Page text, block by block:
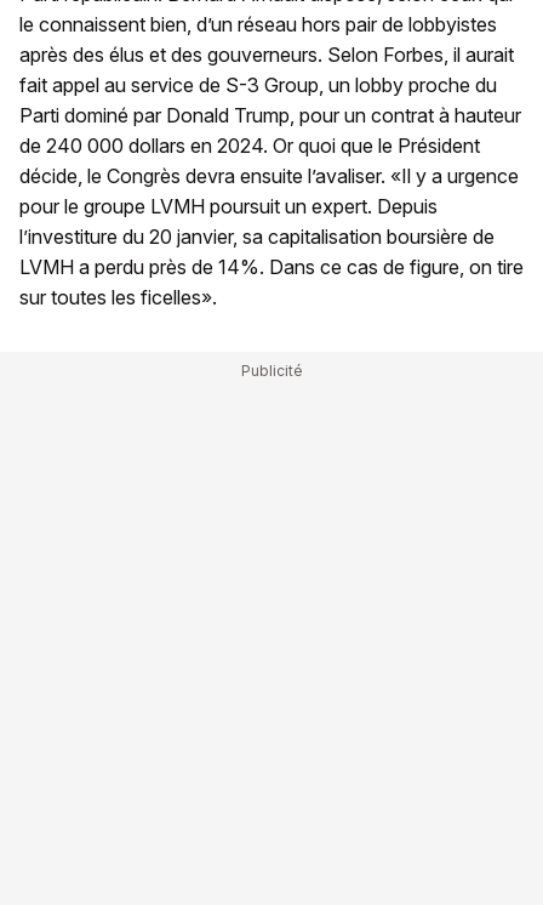
le connaissent bien, d’un réseau hors pair de lobbyistes
après des élus et des gouverneurs. Selon Forbes, il aurait
fait appel au service de S-3 Group, un lobby proche du
Parti dominé par Donald Trump, pour un contrat à hauteur
de 240 000 dollars en 2024. Or quoi que le Président
décide, le Congrès devra ensuite l’avaliser. «Il y a urgence
pour le groupe LVMH poursuit un expert. Depuis
l’investiture du 20 janvier, sa capitalisation boursière de
LVMH a perdu près de 14%. Dans ce cas de figure, on tire
sur toutes les ficelles».